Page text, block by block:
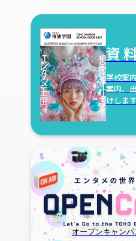
資
学校案
案内、
けします
オープンキャンパ